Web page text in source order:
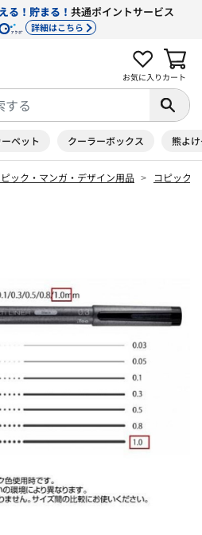
る！貯まる！ 共通ポイントサービス
詳細はこちら
お気に入り カート
ペット クーラーボックス 熊よ
ピック・マンガ・デザイン用品 コピック